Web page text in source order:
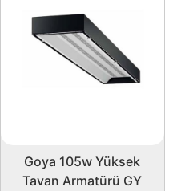
Goya 105w Yüksek
Tavan Armatürü GY